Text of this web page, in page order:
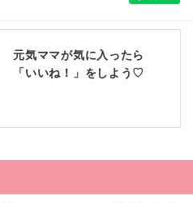
元気ママが気に入ったら
「いいね！」をしよう♡